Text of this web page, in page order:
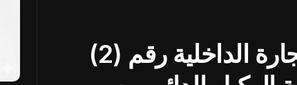
إعلان وزارة التموين والتجارة الداخلية رقم (2)